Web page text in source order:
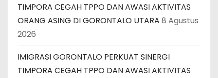
TIMPORA CEGAH TPPO DAN AWASI AKTIVITAS
ORANG ASING DI GORONTALO UTARA 8 Agustus
2026
IMIGRASI GORONTALO PERKUAT SINERGI
TIMPORA CEGAH TPPO DAN AWASI AKTIVITAS